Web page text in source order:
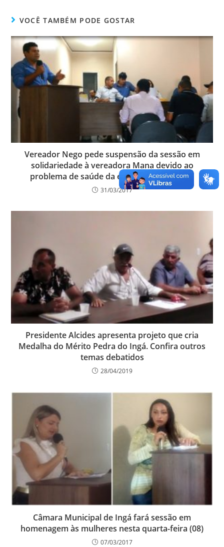
VOCÊ TAMBÉM PODE GOSTAR
Vereador Nego pede suspensão da sessão em
solidariedade à vereadora Mana devido ao
problema de saúde da ex-primeira-dama Jô
31/03/2017
Presidente Alcides apresenta projeto que cria
Medalha do Mérito Pedra do Ingá. Confira outros
temas debatidos
28/04/2019
Câmara Municipal de Ingá fará sessão em
homenagem às mulheres nesta quarta-feira (08)
07/03/2017